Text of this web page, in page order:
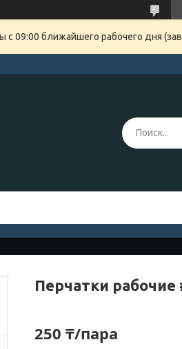
09:00 ближайшего рабочего дня
Перчатки рабочие
250 ₸/пара